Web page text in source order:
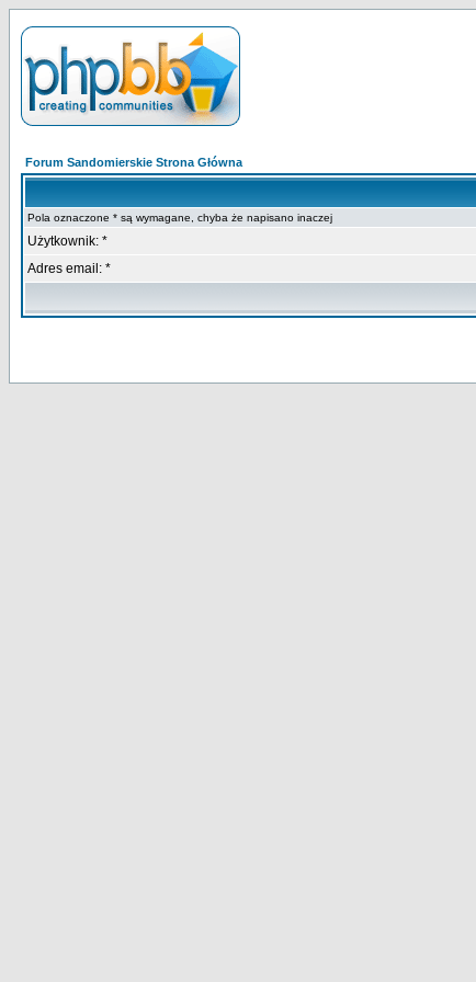
Forum Sandomierskie Strona Główna
Pola oznaczone * są wymagane, chyba że napisano inaczej
Użytkownik: *
Adres email: *